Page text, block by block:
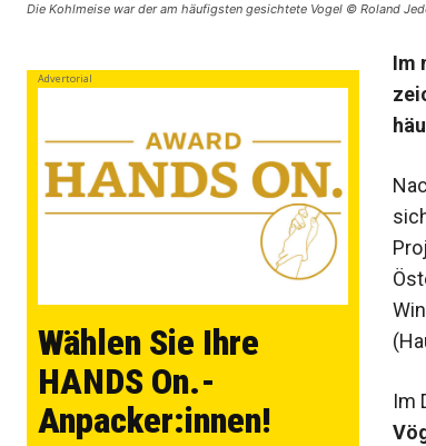
Die Kohlmeise war der am häufigsten gesichtete Vogel © Roland
Advertorial
Wählen Sie Ihre
HANDS On.-
Anpacker:innen!
Im
Im